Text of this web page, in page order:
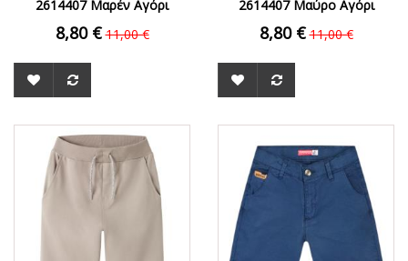
2614407 Μαρέν Αγόρι
8,80 € 11,00 €
2614407 Μαύρο Αγόρι
8,80 € 11,00 €
ΟFFER